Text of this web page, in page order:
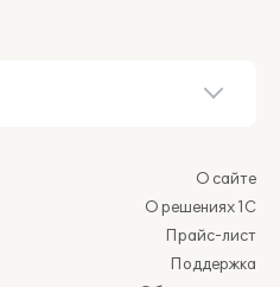
О сайте
О решениях 1С
Прайс-лист
Поддержка